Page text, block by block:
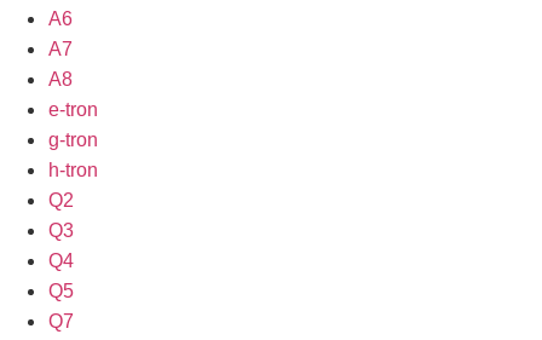
A6
A7
A8
e-tron
g-tron
h-tron
Q2
Q3
Q4
Q5
Q7